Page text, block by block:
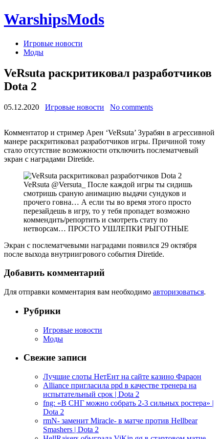
WarshipsMods
Игровые новости
Моды
VeRsuta раскритиковал разработчиков
Dota 2
05.12.2020 Игровые новости No comments
Комментатор и стример Арен ‘VeRsuta’ Зурабян в агрессивной
манере раскритиковал разработчиков игры. Причиной тому
стало отсутствие возможности отключить послематчевый
экран с наградами Diretide.
VeRsuta @Versuta_ После каждой игры ты сидишь
смотришь сраную анимацию выдачи сундуков и
прочего говна… А если ты во время этого просто
перезайдешь в игру, то у тебя пропадет возможно
коммендить/репортить и смотреть стату по
нетворсам… ПРОСТО УШЛЕПКИ РЫГОТНЫЕ
Экран с послематчевыми наградами появился 29 октября
после выхода внутриигрового события Diretide.
Добавить комментарий
Для отправки комментария вам необходимо авторизоваться.
Рубрики
Игровые новости
Моды
Свежие записи
Лучшие слоты НетЕнт на сайте казино Фараон
Alliance пригласила ppd в качестве тренера на
испытательный срок | Dota 2
fng: «В СНГ можно собрать 2-3 сильных ростера» |
Dota 2
rmN- заменит Miracle- в матче против Hellbear
Smashers | Dota 2